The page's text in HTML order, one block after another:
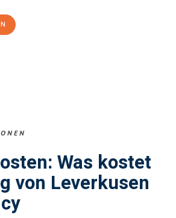
Was kostet
von Leverkusen